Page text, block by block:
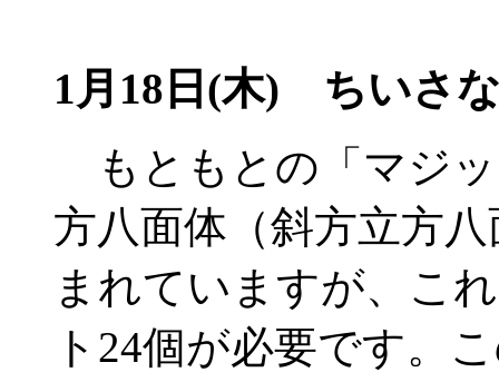
1月18日(木) ちいさ
もともとの「マジ
方八面体（斜方立方
まれていますが、こ
ト24個が必要です。